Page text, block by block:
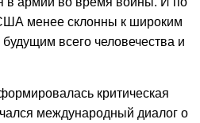
менее склонны к широким
всего человечества и
критическая
международный диалог о